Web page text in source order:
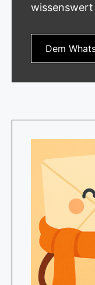
wissenswert
Dem